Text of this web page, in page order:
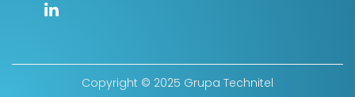
Copyright © 2025 Grupa Technitel